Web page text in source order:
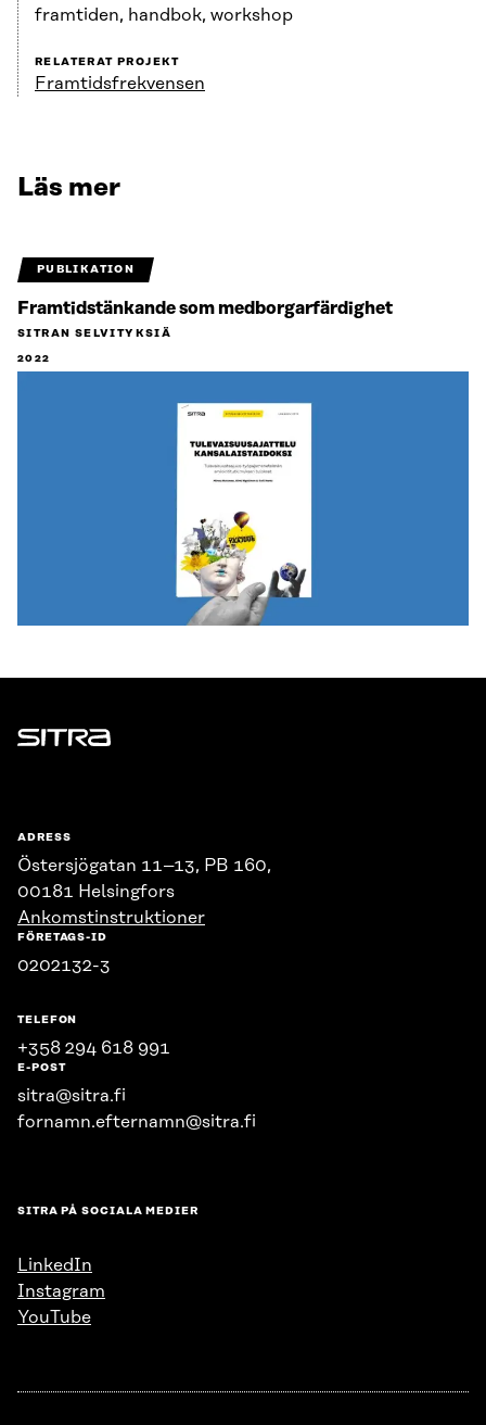
framtiden, handbok, workshop
RELATERAT PROJEKT
Framtidsfrekvensen
Läs mer
PUBLIKATION
Framtidstänkande som medborgarfärdighet
SITRAN SELVITYKSIÄ
2022
Sitra
ADRESS
Östersjögatan 11–13, PB 160,
00181 Helsingfors
Ankomstinstruktioner
FÖRETAGS-ID
0202132-3
TELEFON
+358 294 618 991
E-POST
sitra@sitra.fi
fornamn.efternamn@sitra.fi
SITRA PÅ SOCIALA MEDIER
LinkedIn
Instagram
YouTube